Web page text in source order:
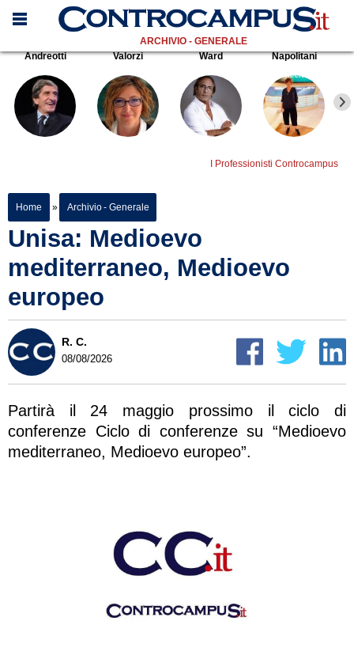
ARCHIVIO - GENERALE
Andreotti
Valorzi Ward Napolitani
I Professionisti Controcampus
Home » Archivio - Generale
Unisa: Medioevo
mediterraneo, Medioevo
europeo
R. C.
08/08/2026
Partirà il 24 maggio prossimo il ciclo di
conferenze Ciclo di conferenze su “Medioevo
mediterraneo, Medioevo europeo”.